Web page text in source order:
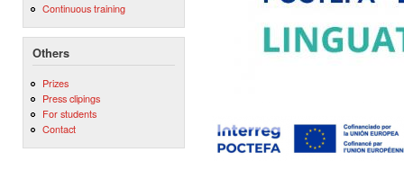
Continuous training
Others
Prizes
Press clipings
For students
Contact